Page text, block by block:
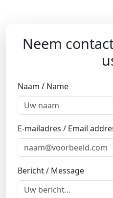
Neem
Naam / Name
E-mailadres / Email
Bericht / Message